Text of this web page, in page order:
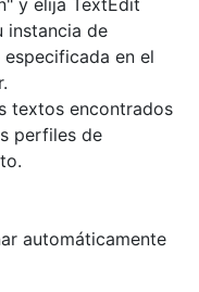
y elija TextEdit
instancia de
en el
textos encontrados
perfiles de
automáticamente